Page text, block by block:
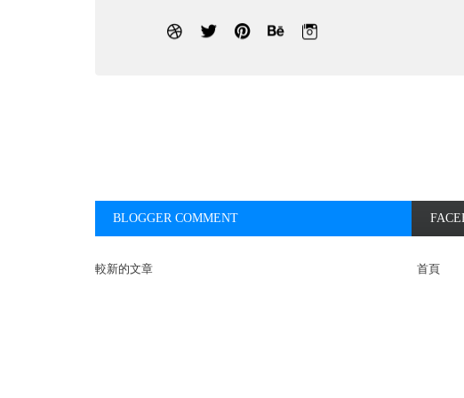
BLOGGER COMMENT
較新的文章 首頁